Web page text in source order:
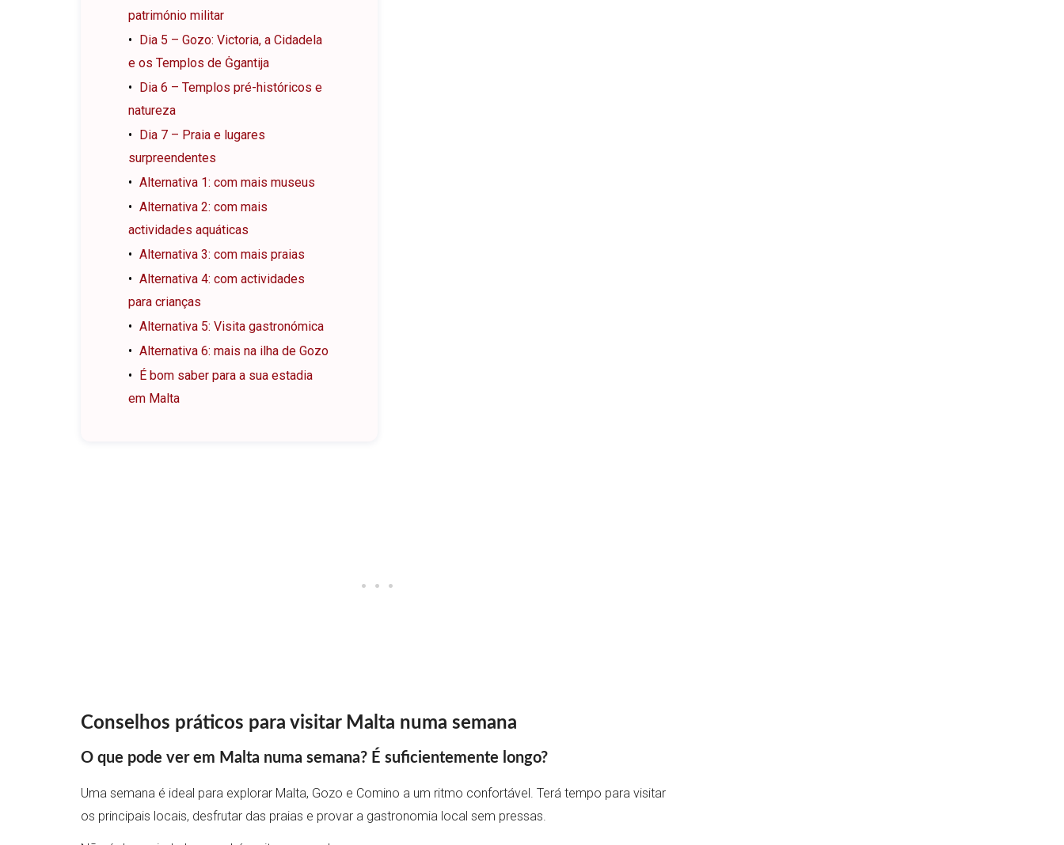
património militar
Dia 5 – Gozo: Victoria, a Cidadela
e os Templos de Ġgantija
Dia 6 – Templos pré-históricos e
natureza
Dia 7 – Praia e lugares
surpreendentes
Alternativa 1: com mais museus
Alternativa 2: com mais
actividades aquáticas
Alternativa 3: com mais praias
Alternativa 4: com actividades
para crianças
Alternativa 5: Visita gastronómica
Alternativa 6: mais na ilha de Gozo
É bom saber para a sua estadia
em Malta
Conselhos práticos para visitar Malta numa semana
O que pode ver em Malta numa semana? É suficientemente longo?
Uma semana é ideal para explorar Malta, Gozo e Comino a um ritmo confortável. Terá tempo para visitar
os principais locais, desfrutar das praias e provar a gastronomia local sem pressas.